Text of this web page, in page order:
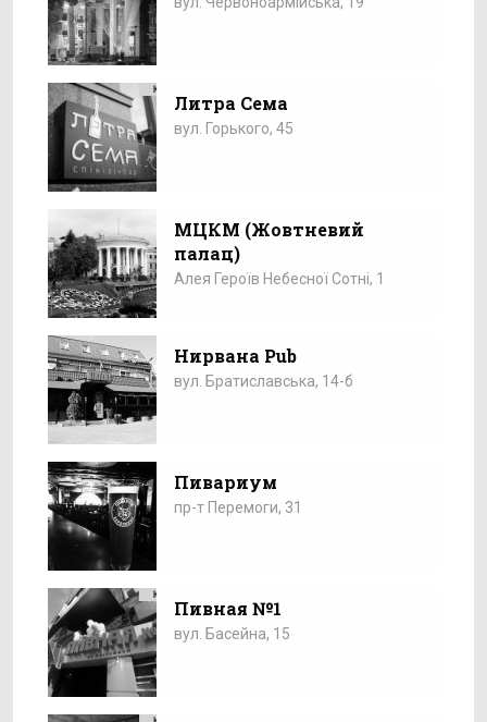
Литра Сема
вул. Горького, 45
МЦКМ (Жовтневий
палац)
Алея Героїв Небесної Сотні, 1
Нирвана Pub
вул. Братиславська, 14-б
Пивариум
пр-т Перемоги, 31
Пивная №1
вул. Басейна, 15